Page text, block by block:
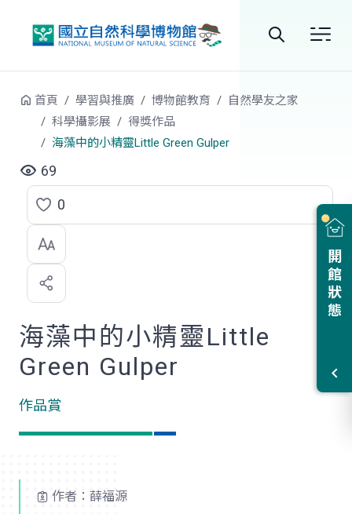
站
開館狀態
首頁 學習與推廣 博物館教育
自然學友之家
科學攝影展
得獎作品
海藻中的小精靈Little Green Gulper
69
點
選
喜
歡
0
海藻中的小精靈Little
Green Gulper
作品賞
作者：薛福源